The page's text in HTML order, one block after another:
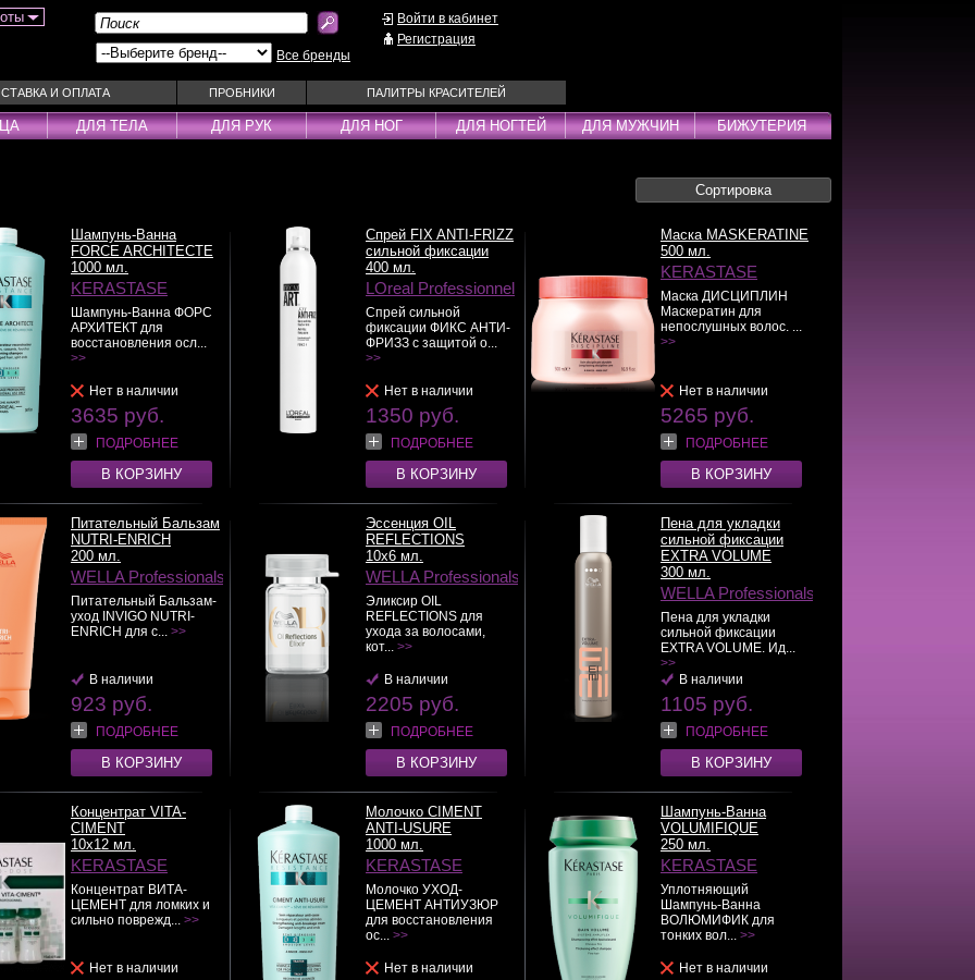
Все бренды
Войти в кабинет
Регистрация
И ОПЛАТА ПРОБНИКИ ПАЛИТРЫ КРАСИТЕЛЕЙ
Несмываемые уходы
Парфюм
Паста
Пилинг
Спрей
Стайлеры
Сыворотки
Тонирующие средства
Укладка / Стайлинг
Эликсиры
ДЛЯ ТЕЛА ДЛЯ РУК ДЛЯ НОГ ДЛЯ НОГТЕЙ ДЛЯ МУЖЧИН БИЖУТЕРИЯ
Сортировка
Шампунь-Ванна
FORCE ARCHITECTE
1000 мл.
KERASTASE
Шампунь-Ванна ФОРС
АРХИТЕКТ для
восстановления осл...
>>
Нет в наличии
3635 руб.
ПОДРОБНЕЕ
В КОРЗИНУ
Спрей FIX ANTI-FRIZZ
сильной фиксации
400 мл.
LOreal Professionnel
Спрей сильной
фиксации ФИКС АНТИ-
ФРИЗЗ с защитой о...
>>
Нет в наличии
1350 руб.
ПОДРОБНЕЕ
В КОРЗИНУ
Маска MASKERATINE
500 мл.
KERASTASE
Маска ДИСЦИПЛИН
Маскератин для
непослушных волос. ...
>>
Нет в наличии
5265 руб.
ПОДРОБНЕЕ
В КОРЗИНУ
Питательный Бальзам
NUTRI-ENRICH
200 мл.
WELLA Professionals
Питательный Бальзам-
уход INVIGO NUTRI-
ENRICH для с... >>
В наличии
923 руб.
ПОДРОБНЕЕ
В КОРЗИНУ
Эссенция OIL
REFLECTIONS
10х6 мл.
WELLA Professionals
Эликсир OIL
REFLECTIONS для
ухода за волосами,
кот... >>
В наличии
2205 руб.
ПОДРОБНЕЕ
В КОРЗИНУ
Пена для укладки
сильной фиксации
EXTRA VOLUME
300 мл.
WELLA Professionals
Пена для укладки
сильной фиксации
EXTRA VOLUME. Ид...
>>
В наличии
1105 руб.
ПОДРОБНЕЕ
В КОРЗИНУ
Концентрат VITA-
CIMENT
10x12 мл.
KERASTASE
Концентрат ВИТА-
ЦЕМЕНТ для ломких и
сильно поврежд... >>
Нет в наличии
Молочко CIMENT
ANTI-USURE
1000 мл.
KERASTASE
Молочко УХОД-
ЦЕМЕНТ АНТИУЗЮР
для восстановления
ос... >>
Нет в наличии
Шампунь-Ванна
VOLUMIFIQUE
250 мл.
KERASTASE
Уплотняющий
Шампунь-Ванна
ВОЛЮМИФИК для
тонких вол... >>
Нет в наличии